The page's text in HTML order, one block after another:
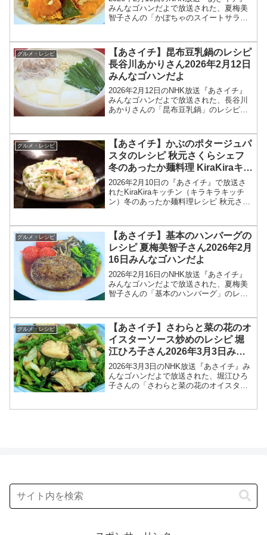
みんなゴハンだよで放送された、夏梅美
智子さんの「かぼちゃのスイートサラ
夏梅美智子さんが登場！レンチンしたカ
ボチャに、塩・く...
グルメ・レシピ
【あさイチ】昆布豆乳鍋のレシピ
長谷川あかりさん2026年2月12日
みんなゴハンだよ
2026年2月12日のNHK放送『あさイチ』
みんなゴハンだよで放送された、長谷川
あかりさんの「昆布豆乳鍋」のレシピを
んが登場！具材を入れて煮るだけのノン
オイル鍋のレシ...
グルメ・レシピ
【あさイチ】かぶのポタージュパ
スタのレシピ 秋元さくらシェフ
冬のあったか麺料理 KiraKiraキッ
チン2026年2月10日
2026年2月10日の『あさイチ』で放送さ
れたKiraKiraキッチン（キラキラキッチ
ン）冬のあったか麺料理レシピ 秋元さく
さイチ」では、KiraKiraキッチンで、...
グルメ・レシピ
【あさイチ】基本のハンバーグの
レシピ 夏梅美智子さん2026年2月
16日みんなゴハンだよ
2026年2月16日のNHK放送『あさイチ』
みんなゴハンだよで放送された、夏梅美
智子さんの「基本のハンバーグ」のレシ
さんが登場！菜の花や、ミニトマトなど
春の野菜ととも...
グルメ・レシピ
【あさイチ】さわらと菜の花のオ
イスターソース炒めのレシピ 堀
江ひろ子さん2026年3月3日みん
なゴハンだよ
2026年3月3日のNHK放送『あさイチ』み
んなゴハンだよで放送された、堀江ひろ
子さんの「さわらと菜の花のオイスター